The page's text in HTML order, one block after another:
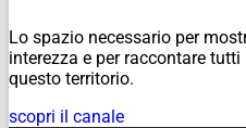
Lo spazio necessario per
interezza e per raccontare
questo territorio.
scopri il canale